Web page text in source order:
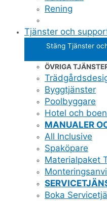
Rening
Tjänster och
Stäng Tjänster
ÖVRIGA
Byggtjänster
Poolbyggare
Hotel och
MANUALER
All Inclusive
Spaköpare
Materialpaket
Boka